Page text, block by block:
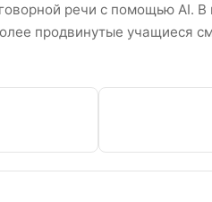
речи с помощью AI.
продвинутые учащиеся